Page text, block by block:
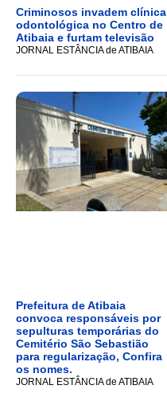
Criminosos invadem clínica
odontológica no Centro de
Atibaia e furtam televisão
JORNAL ESTÂNCIA de ATIBAIA
Prefeitura de Atibaia
convoca responsáveis por
sepulturas temporárias do
Cemitério São Sebastião
para regularização, Confira
os nomes.
JORNAL ESTÂNCIA de ATIBAIA